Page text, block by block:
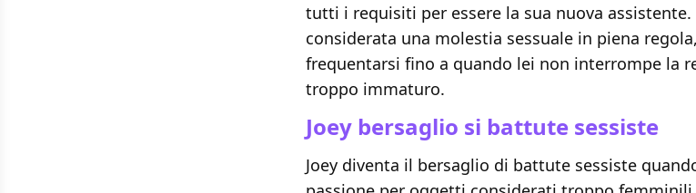
tutti i requisiti per essere la sua nuova
considerata una molestia sessuale in piena
frequentarsi fino a quando lei non interrompe la
troppo immaturo.
Joey bersaglio si battute sessiste
Joey diventa il bersaglio di battute sessiste